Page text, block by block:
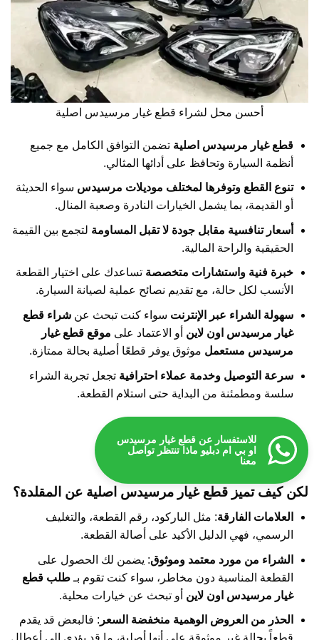
أحسن محل لشراء قطع غيار مرسيدس اصلية
قطع غيار مرسيدس اصلية تضمن التوافق الكامل مع جميع
أنظمة السيارة وتحافظ على أدائها المثالي.
تنوع القطع وتوفرها لمختلف موديلات مرسيدس سواء الحديثة
أو القديمة، بما يشمل الخيارات النادرة وصعبة المنال.
أسعار تنافسية مقابل جودة لا تقبل المساومة لتجمع بين القيمة
الحقيقية والراحة المالية.
خبرة فنية واستشارات متخصصة تساعدك على اختيار القطعة
الأنسب لكل حالة، مع تقديم نصائح عملية لصيانة السيارة.
سهولة الشراء عبر الإنترنت سواء كنت تبحث عن شراء قطع
غيار مرسيدس اون لاين أو الاعتماد على موقع قطع غيار
مرسيدس مستعمل موثوق يوفر قطعًا أصلية بحالة ممتازة.
سرعة التوصيل وخدمة عملاء احترافية تجعل تجربة الشراء
سلسة ومطمئنة من البداية حتى استلام القطعة.
للاستفسار عن قطع غيار مرسيدس
او بي ام دبليو ماذا تنتظر تواصل
معنا
لكن كيف تميز قطع غيار مرسيدس اصلية عن المقلدة؟
العلامات الفارقة: مثل الباركود، رقم القطعة، والتغليف
الرسمي، فهي الدليل الأكيد على أصالة القطعة.
الشراء من مورد معتمد وموثوق: يضمن لك الحصول على
القطعة المناسبة دون مخاطر، سواء كنت تقوم بـ طلب قطع
غيار مرسيدس اون لاين أو تبحث عن خيارات محلية.
الحذر من العروض الوهمية منخفضة السعر : فالبعض قد يقدم